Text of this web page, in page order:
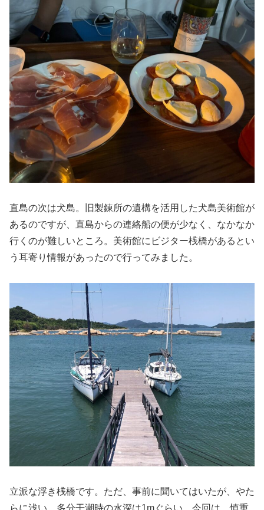
直島の次は犬島。旧製錬所の遺構を活用した犬島美術館が
あるのですが、直島からの連絡船の便が少なく、なかなか
行くのが難しいところ。美術館にビジター桟橋があるとい
う耳寄り情報があったので行ってみました。
立派な浮き桟橋です。ただ、事前に聞いてはいたが、やた
らに浅い。多分干潮時の水深は1mぐらい。今回は、慎重